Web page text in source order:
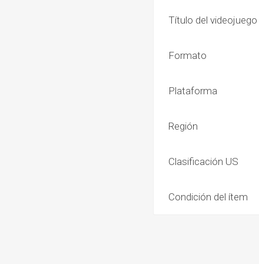
Título del videojuego
Formato
Plataforma
Región
Clasificación US
Condición del ítem